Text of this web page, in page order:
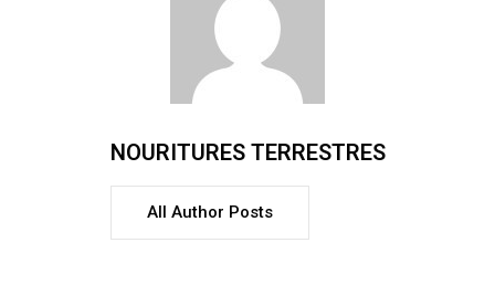
NOURITURES TERRESTRES
All Author Posts